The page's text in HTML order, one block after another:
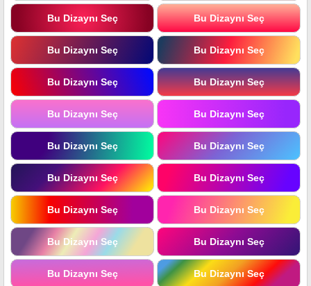
Bu Dizaynı Seç Bu Dizaynı Seç
Bu Dizaynı Seç Bu Dizaynı Seç
Bu Dizaynı Seç Bu Dizaynı Seç
Bu Dizaynı Seç Bu Dizaynı Seç
Bu Dizaynı Seç Bu Dizaynı Seç
Bu Dizaynı Seç Bu Dizaynı Seç
Bu Dizaynı Seç Bu Dizaynı Seç
Bu Dizaynı Seç Bu Dizaynı Seç
Bu Dizaynı Seç Bu Dizaynı Seç